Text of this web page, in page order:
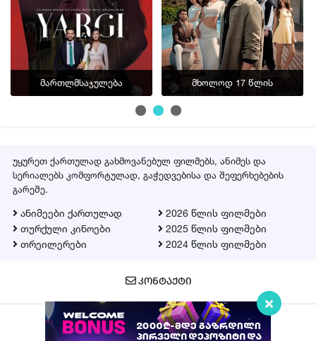
სერია 29
მართლმსაჯულება მხოლოდ 17 წლის
უყურეთ ქართულად გახმოვანებულ ფილმებს, ანიმეს და
სერიალებს კომფორტულად, გაჭედვებისა და შეფერხებების
გარეშე.
ანიმეები ქართულად
თურქული კინოები
თრეილერები
2026 წლის ფილმები
2025 წლის ფილმები
2024 წლის ფილმები
ᲙᲝᲜᲢᲐᲥᲢᲘ